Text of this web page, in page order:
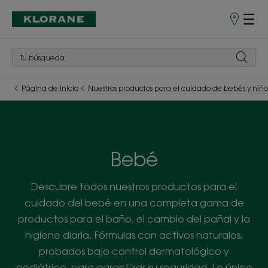
Puntos
Página de inicio Nuestros productos para el cuidado de bebés y
Bebé
Descubre todos nuestros productos para el
cuidado del bebé en una completa gama de
productos para el baño, el cambio del pañal y la
higiene diaria. Fórmulas con activos naturales,
probados bajo control dermatológico y